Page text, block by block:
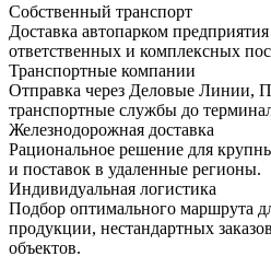
Собственный транспорт
Доставка автопарком
ответственных и комплексных
Транспортные компании
Отправка через Деловые Линии,
транспортные службы до
Железнодорожная доставка
Рациональное решение для
и поставок в удаленные регионы.
Индивидуальная логистика
Подбор оптимального маршрута
продукции, нестандартных
объектов.